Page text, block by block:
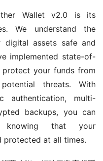
Wallet v2.0 is its
We understand the
digital assets safe and
implemented state-of-
your funds from
threats. With
authentication, multi-
backups, you can
that your
protected at all times.